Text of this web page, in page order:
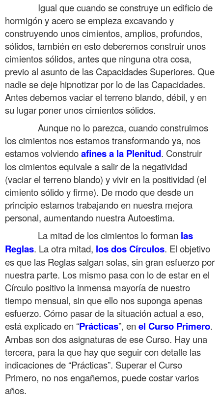
Igual que cuando se construye un edificio de
hormigón y acero se empieza excavando y
construyendo unos cimientos, amplios, profundos,
sólidos, también en esto deberemos construir unos
cimientos sólidos, antes que ninguna otra cosa,
previo al asunto de las Capacidades Superiores. Que
nadie se deje hipnotizar por lo de las Capacidades.
Antes debemos vaciar el terreno blando, débil, y en
su lugar poner unos cimientos sólidos.
Aunque no lo parezca, cuando construimos
los cimientos nos estamos transformando ya, nos
estamos volviendoafines a la Plenitud. Construir
los cimientos equivale a salir de la negatividad
(vaciar el terreno blando) y vivir en la positividad (el
cimiento sólido y firme). De modo que desde un
principio estamos trabajando en nuestra mejora
personal, aumentando nuestra Autoestima.
La mitad de los cimientos lo forman las
Reglas. La otra mitad, los dos Círculos. El objetivo
es que las Reglas salgan solas, sin gran esfuerzo por
nuestra parte. Los mismo pasa con lo de estar en el
Círculo positivo la inmensa mayoría de nuestro
tiempo mensual, sin que ello nos suponga apenas
esfuerzo. Cómo pasar de la situación actual a eso,
está explicado en “Prácticas”, en el Curso Primero.
Ambas son dos asignaturas de ese Curso. Hay una
tercera, para la que hay que seguir con detalle las
indicaciones de “Prácticas”. Superar el Curso
Primero, no nos engañemos, puede costar varios
años.